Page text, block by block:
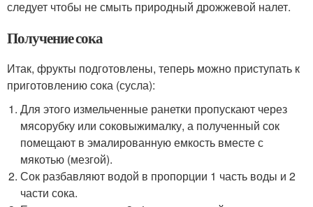
следует чтобы не смыть природный дрожжевой налет.
Получение сока
Итак, фрукты подготовлены, теперь можно приступать к
приготовлению сока (сусла):
Для этого измельченные ранетки пропускают через
мясорубку или соковыжималку, а полученный сок
помещают в эмалированную емкость вместе с
мякотью (мезгой).
Сок разбавляют водой в пропорции 1 часть воды и 2
части сока.